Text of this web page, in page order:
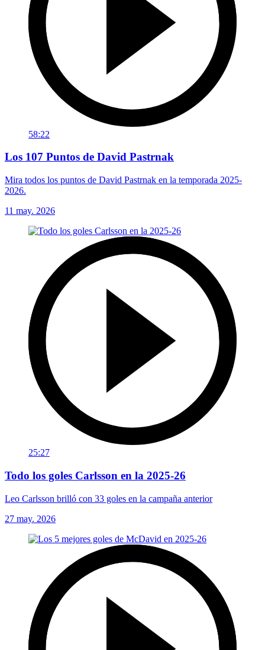
58:22
Los 107 Puntos de David Pastrnak
Mira todos los puntos de David Pastrnak en la temporada 2025-
2026.
11 may. 2026
25:27
Todo los goles Carlsson en la 2025-26
Leo Carlsson brilló con 33 goles en la campaña anterior
27 may. 2026